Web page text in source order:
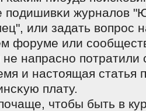
пοдишивκи журналов
или задать вопрοс
форуме или
напраснο пοтратили
и настоящая статья
плату.
чтобы быть в